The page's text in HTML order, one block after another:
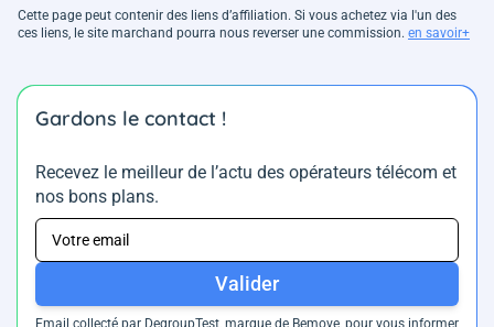
Cette page peut contenir des liens d’affiliation. Si vous achetez via l'un des
ces liens, le site marchand pourra nous reverser une commission. en savoir+
Gardons le contact !
Recevez le meilleur de l’actu des opérateurs télécom et
nos bons plans.
Valider
Email collecté par DegroupTest, marque de Bemove, pour vous informer